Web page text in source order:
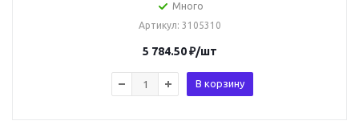
Много
Артикул: 3105310
5 784.50₽/шт
В корзину